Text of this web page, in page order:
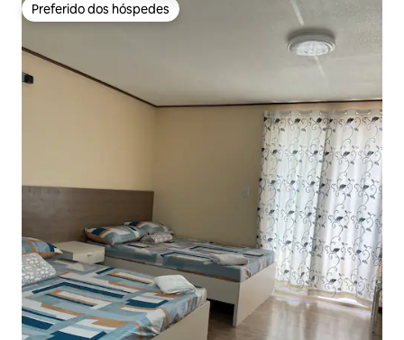
Preferido dos hóspedes
Preferido dos hóspedes